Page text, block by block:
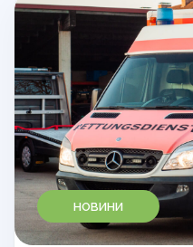
НОВИНИ